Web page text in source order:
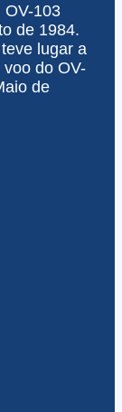
OV-103
de 1984.
lugar a
do OV-
de